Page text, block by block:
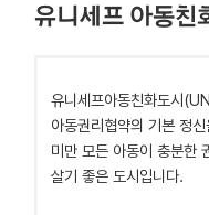
유니세프 아동친
유니세프아동친화도시
아동권리협약의 기본 정
미만 모든 아동이 충분한
살기 좋은 도시입니다.